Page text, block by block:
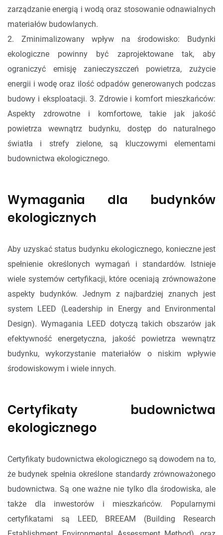
zarządzanie energią i wodą oraz stosowanie odnawialnych
materiałów budowlanych.
2. Zminimalizowany wpływ na środowisko: Budynki
ekologiczne powinny być zaprojektowane tak, aby
ograniczyć emisję zanieczyszczeń powietrza, zużycie
energii i wodę oraz ilość odpadów generowanych podczas
budowy i eksploatacji. 3. Zdrowie i komfort mieszkańców:
Aspekty zdrowotne i komfortowe, takie jak jakość
powietrza wewnątrz budynku, dostęp do naturalnego
światła i strefy zielone, są kluczowymi elementami
budownictwa ekologicznego.
Wymagania dla budynków
ekologicznych
Aby uzyskać status budynku ekologicznego, konieczne jest
spełnienie określonych wymagań i standardów. Istnieje
wiele systemów certyfikacji, które oceniają zrównoważone
aspekty budynków. Jednym z najbardziej znanych jest
system LEED (Leadership in Energy and Environmental
Design). Wymagania LEED dotyczą takich obszarów jak
efektywność energetyczna, jakość powietrza wewnątrz
budynku, wykorzystanie materiałów o niskim wpływie
środowiskowym i wiele innych.
Certyfikaty budownictwa
ekologicznego
Certyfikaty budownictwa ekologicznego są dowodem na to,
że budynek spełnia określone standardy zrównoważonego
budownictwa. Są one ważne nie tylko dla środowiska, ale
także dla inwestorów i mieszkańców. Popularnymi
certyfikatami są LEED, BREEAM (Building Research